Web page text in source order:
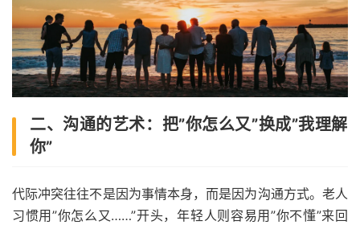
二、沟通的艺术：把”你怎么又”换成”我理解
你”
代际冲突往往不是因为事情本身，而是因为沟通方式。老人
习惯用”你怎么又……”开头，年轻人则容易用”你不懂”来回